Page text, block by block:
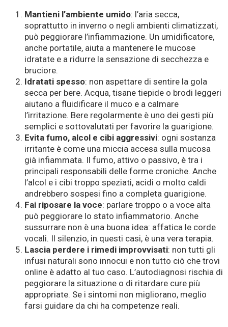
Mantieni l’ambiente umido: l’aria secca,
soprattutto in inverno o negli ambienti climatizzati,
può peggiorare l’infiammazione. Un umidificatore,
anche portatile, aiuta a mantenere le mucose
idratate e a ridurre la sensazione di secchezza e
bruciore.
Idratati spesso: non aspettare di sentire la gola
secca per bere. Acqua, tisane tiepide o brodi leggeri
aiutano a fluidificare il muco e a calmare
l’irritazione. Bere regolarmente è uno dei gesti più
semplici e sottovalutati per favorire la guarigione.
Evita fumo, alcol e cibi aggressivi: ogni sostanza
irritante è come una miccia accesa sulla mucosa
già infiammata. Il fumo, attivo o passivo, è tra i
principali responsabili delle forme croniche. Anche
l’alcol e i cibi troppo speziati, acidi o molto caldi
andrebbero sospesi fino a completa guarigione.
Fai riposare la voce: parlare troppo o a voce alta
può peggiorare lo stato infiammatorio. Anche
sussurrare non è una buona idea: affatica le corde
vocali. Il silenzio, in questi casi, è una vera terapia.
Lascia perdere i rimedi improvvisati: non tutti gli
infusi naturali sono innocui e non tutto ciò che trovi
online è adatto al tuo caso. L’autodiagnosi rischia di
peggiorare la situazione o di ritardare cure più
appropriate. Se i sintomi non migliorano, meglio
farsi guidare da chi ha competenze reali.